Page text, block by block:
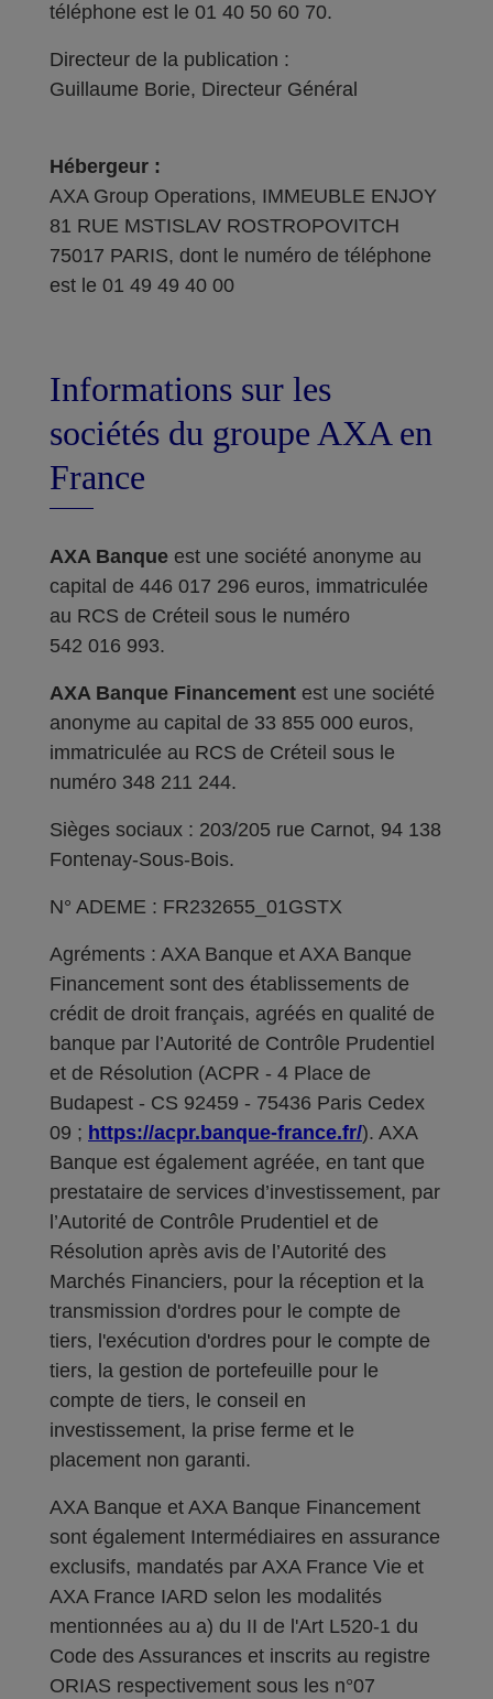
téléphone est le 01 40 50 60 70.
Directeur de la publication :
Guillaume Borie, Directeur Général
Hébergeur :
AXA Group Operations, IMMEUBLE ENJOY
81 RUE MSTISLAV ROSTROPOVITCH
75017 PARIS, dont le numéro de téléphone
est le 01 49 49 40 00
Informations sur les
sociétés du groupe AXA en
France
AXA Banque est une société anonyme au
capital de 446 017 296 euros, immatriculée
au RCS de Créteil sous le numéro
542 016 993.
AXA Banque Financement est une société
anonyme au capital de 33 855 000 euros,
immatriculée au RCS de Créteil sous le
numéro 348 211 244.
Sièges sociaux : 203/205 rue Carnot, 94 138
Fontenay-Sous-Bois.
N° ADEME : FR232655_01GSTX
Agréments : AXA Banque et AXA Banque
Financement sont des établissements de
crédit de droit français, agréés en qualité de
banque par l’Autorité de Contrôle Prudentiel
et de Résolution (ACPR - 4 Place de
Budapest - CS 92459 - 75436 Paris Cedex
09 ; https://acpr.banque-france.fr/). AXA
Banque est également agréée, en tant que
prestataire de services d’investissement, par
l’Autorité de Contrôle Prudentiel et de
Résolution après avis de l’Autorité des
Marchés Financiers, pour la réception et la
transmission d'ordres pour le compte de
tiers, l'exécution d'ordres pour le compte de
tiers, la gestion de portefeuille pour le
compte de tiers, le conseil en
investissement, la prise ferme et le
placement non garanti.
AXA Banque et AXA Banque Financement
sont également Intermédiaires en assurance
exclusifs, mandatés par AXA France Vie et
AXA France IARD selon les modalités
mentionnées au a) du II de l'Art L520-1 du
Code des Assurances et inscrits au registre
ORIAS respectivement sous les n°07